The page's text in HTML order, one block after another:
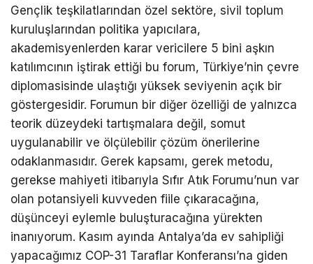
Gençlik teşkilatlarından özel sektöre, sivil toplum
kuruluşlarından politika yapıcılara,
akademisyenlerden karar vericilere 5 bini aşkın
katılımcının iştirak ettiği bu forum, Türkiye’nin çevre
diplomasisinde ulaştığı yüksek seviyenin açık bir
göstergesidir. Forumun bir diğer özelliği de yalnızca
teorik düzeydeki tartışmalara değil, somut
uygulanabilir ve ölçülebilir çözüm önerilerine
odaklanmasıdır. Gerek kapsamı, gerek metodu,
gerekse mahiyeti itibarıyla Sıfır Atık Forumu’nun var
olan potansiyeli kuvveden fiile çıkaracağına,
düşünceyi eylemle buluşturacağına yürekten
inanıyorum. Kasım ayında Antalya’da ev sahipliği
yapacağımız COP-31 Taraflar Konferansı’na giden